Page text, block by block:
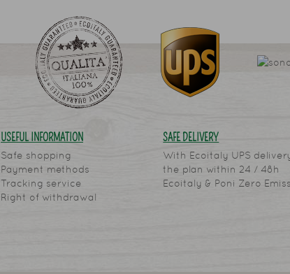
USEFUL INFORMATION
Safe shopping
Payment methods
Tracking service
Right of withdrawal
SAFE DELIVERY
With Ecoitaly UPS
the plan within 24 / 48h
Ecoitaly & Poni Zero